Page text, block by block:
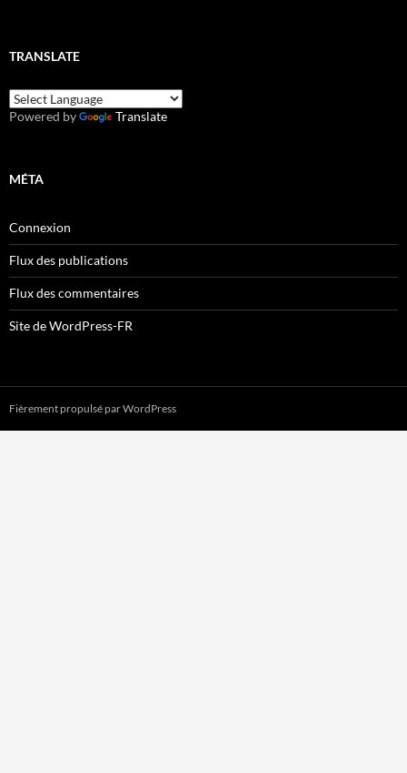
TRANSLATE
Powered by Translate
MÉTA
Connexion
Flux des publications
Flux des commentaires
Site de WordPress-FR
Fièrement propulsé par WordPress